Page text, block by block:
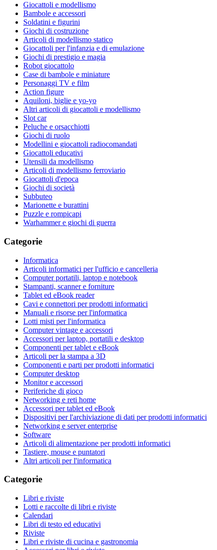
Giocattoli e modellismo
Bambole e accessori
Soldatini e figurini
Giochi di costruzione
Articoli di modellismo statico
Giocattoli per l'infanzia e di emulazione
Giochi di prestigio e magia
Robot giocattolo
Case di bambole e miniature
Personaggi TV e film
Action figure
Aquiloni, biglie e yo-yo
Altri articoli di giocattoli e modellismo
Slot car
Peluche e orsacchiotti
Giochi di ruolo
Modellini e giocattoli radiocomandati
Giocattoli educativi
Utensili da modellismo
Articoli di modellismo ferroviario
Giocattoli d'epoca
Giochi di società
Subbuteo
Marionette e burattini
Puzzle e rompicapi
Warhammer e giochi di guerra
Categorie
Informatica
Articoli informatici per l'ufficio e cancelleria
Computer portatili, laptop e notebook
Stampanti, scanner e forniture
Tablet ed eBook reader
Cavi e connettori per prodotti informatici
Manuali e risorse per l'informatica
Lotti misti per l'informatica
Computer vintage e accessori
Accessori per laptop, portatili e desktop
Componenti per tablet e eBook
Articoli per la stampa a 3D
Componenti e parti per prodotti informatici
Computer desktop
Monitor e accessori
Periferiche di gioco
Networking e reti home
Accessori per tablet ed eBook
Dispositivi per l'archiviazione di dati per prodotti informatici
Networking e server enterprise
Software
Articoli di alimentazione per prodotti informatici
Tastiere, mouse e puntatori
Altri articoli per l'informatica
Categorie
Libri e riviste
Lotti e raccolte di libri e riviste
Calendari
Libri di testo ed educativi
Riviste
Libri e riviste di cucina e gastronomia